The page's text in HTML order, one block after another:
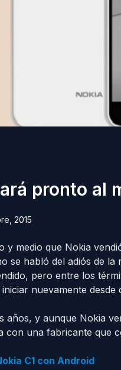
pronto al
2015
y medio que Nokia
se habló del adiós de
pero entre los
nuevamente
años, y aunque Nokia
con una fabricante que
C1 con Android